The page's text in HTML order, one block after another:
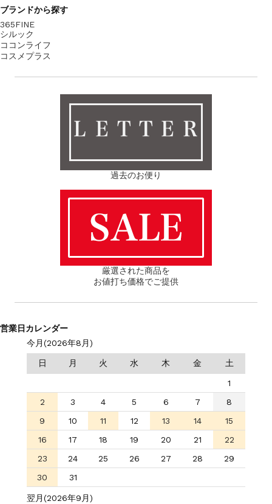
ブランドから探す
365FINE
シルック
ココンライフ
コスメプラス
ＬＥＴＴＥＲ
過去のお便り
厳選された商品を
お値打ち価格でご提供
営業日カレンダー
今月(2026年8月)
日 月 火 水 木 金 土
1
2
3 4 5 6 7
8
9
10 11 12 13 14
15
16
17 18 19 20 21
22
23
24 25 26 27 28
29
30
31
翌月(2026年9月)